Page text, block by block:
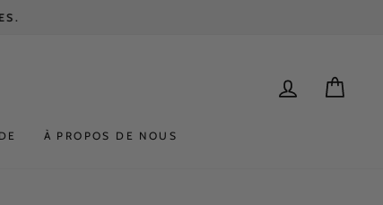
SE
À PROPOS DE NOUS